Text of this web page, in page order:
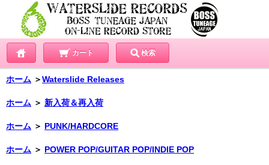
カート 検索
ホーム ＞Waterslide Releases
ホーム ＞ 新入荷＆再入荷
ホーム ＞ PUNK/HARDCORE
ホーム ＞ POWER POP/GUITAR POP/INDIE POP